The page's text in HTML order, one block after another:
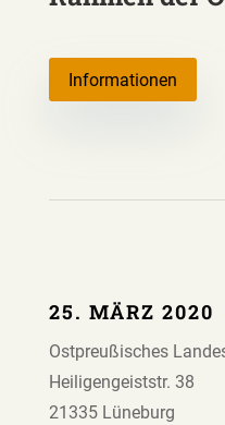
Informationen
25. MÄRZ 2020
Ostpreußisches
Heiligengeiststr. 38
21335 Lüneburg